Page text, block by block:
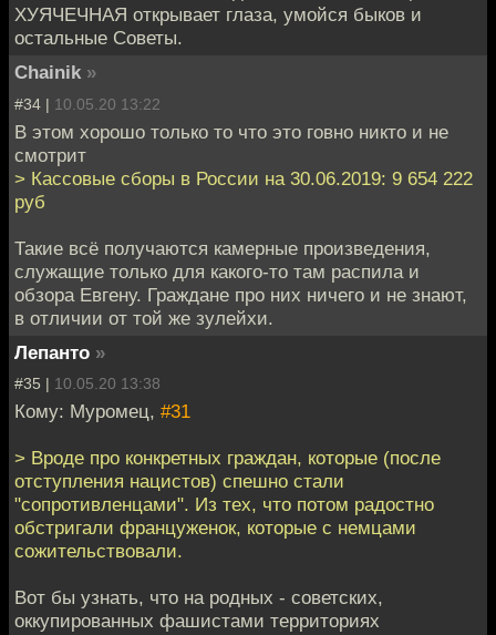
ХУЯЧЕЧНАЯ открывает глаза, умойся быков и
остальные Советы.
Chainik »
#34 | 10.05.20 13:22
В этом хорошо только то что это говно никто и не
смотрит
> Кассовые сборы в России на 30.06.2019: 9 654 222
руб
Такие всё получаются камерные произведения,
служащие только для какого-то там распила и
обзора Евгену. Граждане про них ничего и не знают,
в отличии от той же зулейхи.
Лепанто »
#35 | 10.05.20 13:38
Кому: Муромец, #31
> Вроде про конкретных граждан, которые (после
отступления нацистов) спешно стали
"сопротивленцами". Из тех, что потом радостно
обстригали француженок, которые с немцами
сожительствовали.
Вот бы узнать, что на родных - советских,
оккупированных фашистами территориях